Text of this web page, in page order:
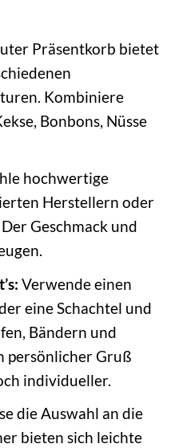
Präsentkorb bietet
Kombiniere
Bonbons, Nüsse
hochwertige
Herstellern oder
Geschmack und
Verwende einen
eine Schachtel und
Bändern und
persönlicher Gruß
individueller.
die Auswahl an die
bieten sich leichte